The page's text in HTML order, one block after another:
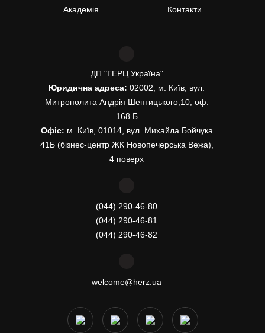
Академія Контакти
ДП "ГЕРЦ Україна"
Юридична адреса: 02002, м. Київ, вул.
Митрополита Андрія Шептицького,10, оф.
168 Б
Офіс: м. Київ, 01014, вул. Михайла Бойчука
41Б (бізнес-центр ЖК Новопечерська Вежа),
4 поверх
(044) 290-46-80
(044) 290-46-81
(044) 290-46-82
welcome@herz.ua